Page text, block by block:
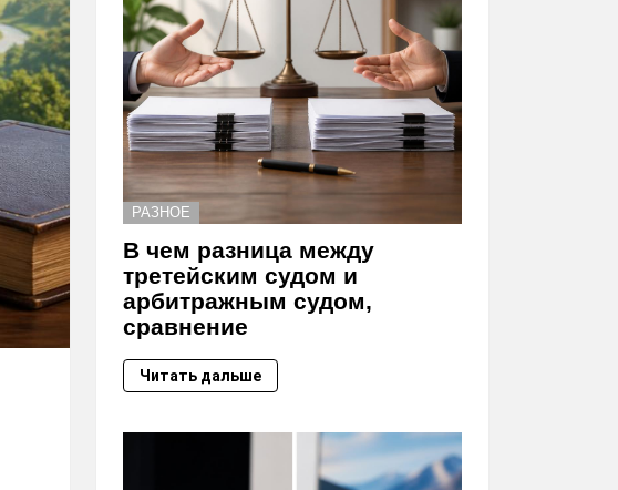
РАЗНОЕ
В чем разница между
третейским судом и
арбитражным судом,
сравнение
Читать дальше